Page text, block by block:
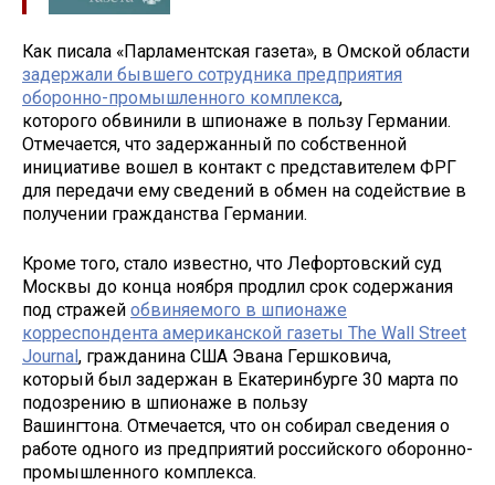
Как писала «Парламентская газета», в Омской области
задержали бывшего сотрудника предприятия
оборонно-промышленного комплекса,
которого обвинили в шпионаже в пользу Германии.
Отмечается, что задержанный по собственной
инициативе вошел в контакт с представителем ФРГ
для передачи ему сведений в обмен на содействие в
получении гражданства Германии.
Кроме того, стало известно, что Лефортовский суд
Москвы до конца ноября продлил срок содержания
под стражей обвиняемого в шпионаже
корреспондента американской газеты The Wall Street
Journal , гражданина США Эвана Гершковича,
который был задержан в Екатеринбурге 30 марта по
подозрению в шпионаже в пользу
Вашингтона. Отмечается, что он собирал сведения о
работе одного из предприятий российского оборонно-
промышленного комплекса.